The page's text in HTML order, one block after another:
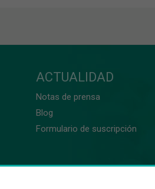
ACTUALIDAD
Notas de prensa
Blog
Formulario de suscripción